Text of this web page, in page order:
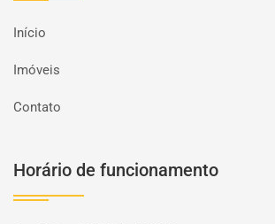
Início
Imóveis
Contato
Horário de funcionamento